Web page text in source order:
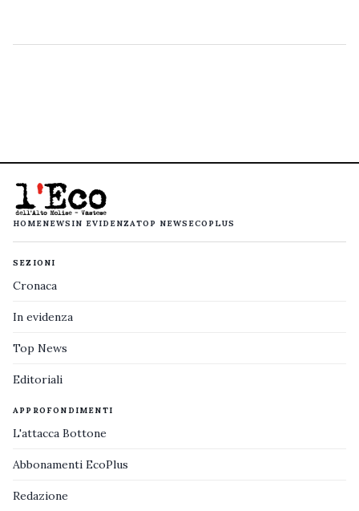
HOMENEWS IN EVIDENZATOP NEWS ECOPLUS
SEZIONI
Cronaca
In evidenza
Top News
Editoriali
APPROFONDIMENTI
L'attacca Bottone
Abbonamenti EcoPlus
Redazione